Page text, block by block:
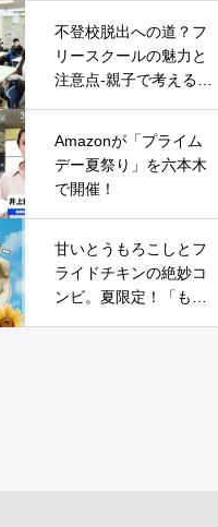
不登校脱出への道？フ
リースクールの魅力と
注意点-親子で考える新
Amazonが「プライム
デー夏祭り」を六本木
で開催！
甘いとうもろこしとフ
ライドチキンの絶妙コ
ンビ。夏限定！「もろ